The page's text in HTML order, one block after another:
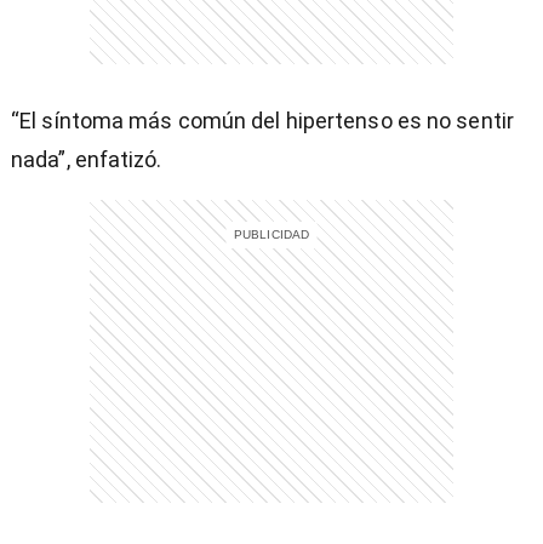
“El síntoma más común del hipertenso es no sentir
nada”, enfatizó.